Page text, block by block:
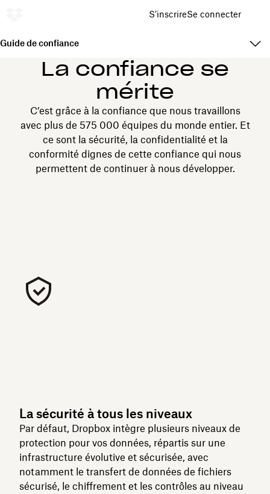
S’inscrireSe connecter
Guide de confiance
La confiance se
mérite
C’est grâce à la confiance que nous travaillons
avec plus de 575 000 équipes du monde entier. Et
ce sont la sécurité, la confidentialité et la
conformité dignes de cette confiance qui nous
permettent de continuer à nous développer.
La sécurité à tous les niveaux
Par défaut, Dropbox intègre plusieurs niveaux de
protection pour vos données, répartis sur une
infrastructure évolutive et sécurisée, avec
notamment le transfert de données de fichiers
sécurisé, le chiffrement et les contrôles au niveau